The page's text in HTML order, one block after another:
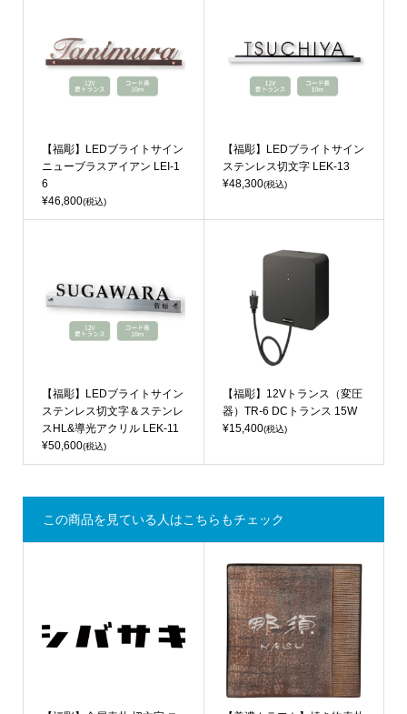
【福彫】LEDブライトサイン
ニューブラスアイアン LEI-1
6
¥46,800(税込)
【福彫】LEDブライトサイン
ステンレス切文字 LEK-13
¥48,300(税込)
【福彫】LEDブライトサイン
ステンレス切文字＆ステンレ
スHL&導光アクリル LEK-11
¥50,600(税込)
【福彫】12Vトランス（変圧
器）TR-6 DCトランス 15W
¥15,400(税込)
この商品を見ている人はこちらもチェック